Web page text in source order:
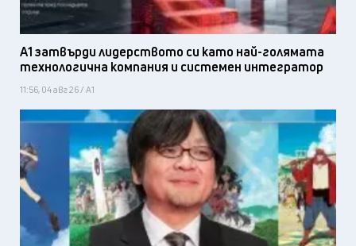
А1 затвърди лидерството си като най-голямата
технологична компания и системен интегратор
11:56, 04 авг 26 / А1